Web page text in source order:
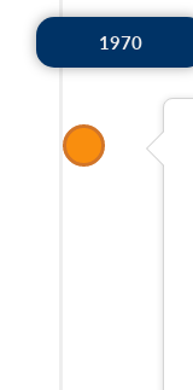
1970